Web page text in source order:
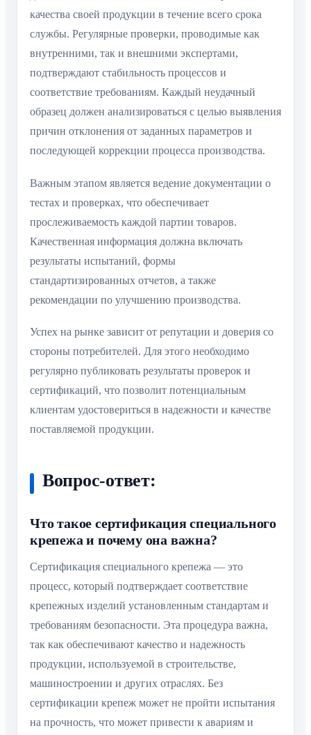
качества своей продукции в течение всего срока
службы. Регулярные проверки, проводимые как
внутренними, так и внешними экспертами,
подтверждают стабильность процессов и
соответствие требованиям. Каждый неудачный
образец должен анализироваться с целью выявления
причин отклонения от заданных параметров и
последующей коррекции процесса производства.
Важным этапом является ведение документации о
тестах и проверках, что обеспечивает
прослеживаемость каждой партии товаров.
Качественная информация должна включать
результаты испытаний, формы
стандартизированных отчетов, а также
рекомендации по улучшению производства.
Успех на рынке зависит от репутации и доверия со
стороны потребителей. Для этого необходимо
регулярно публиковать результаты проверок и
сертификаций, что позволит потенциальным
клиентам удостовериться в надежности и качестве
поставляемой продукции.
Вопрос-ответ:
Что такое сертификация специального
крепежа и почему она важна?
Сертификация специального крепежа — это
процесс, который подтверждает соответствие
крепежных изделий установленным стандартам и
требованиям безопасности. Эта процедура важна,
так как обеспечивают качество и надежность
продукции, используемой в строительстве,
машиностроении и других отраслях. Без
сертификации крепеж может не пройти испытания
на прочность, что может привести к авариям и